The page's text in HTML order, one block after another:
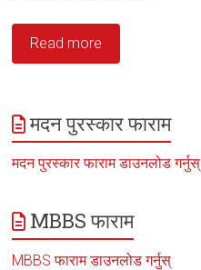
Read more
मदन पुरस्कार फाराम
मदन पुरस्कार फाराम डाउनलोड गर्नुस्
MBBS फाराम
MBBS फाराम डाउनलोड गर्नुस्